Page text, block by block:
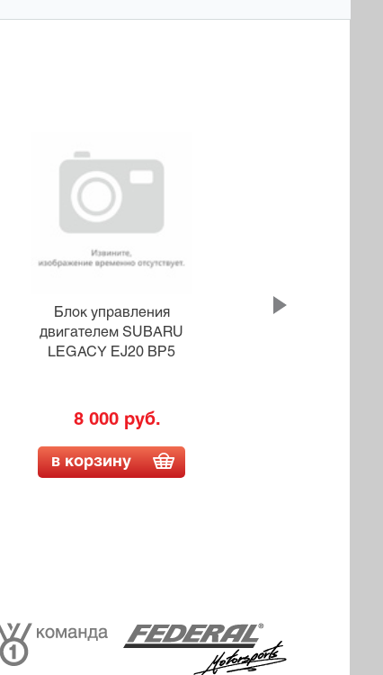
Блок управления
двигателем SUBARU
LEGACY EJ20 BP5
8 000 руб.
в корзину